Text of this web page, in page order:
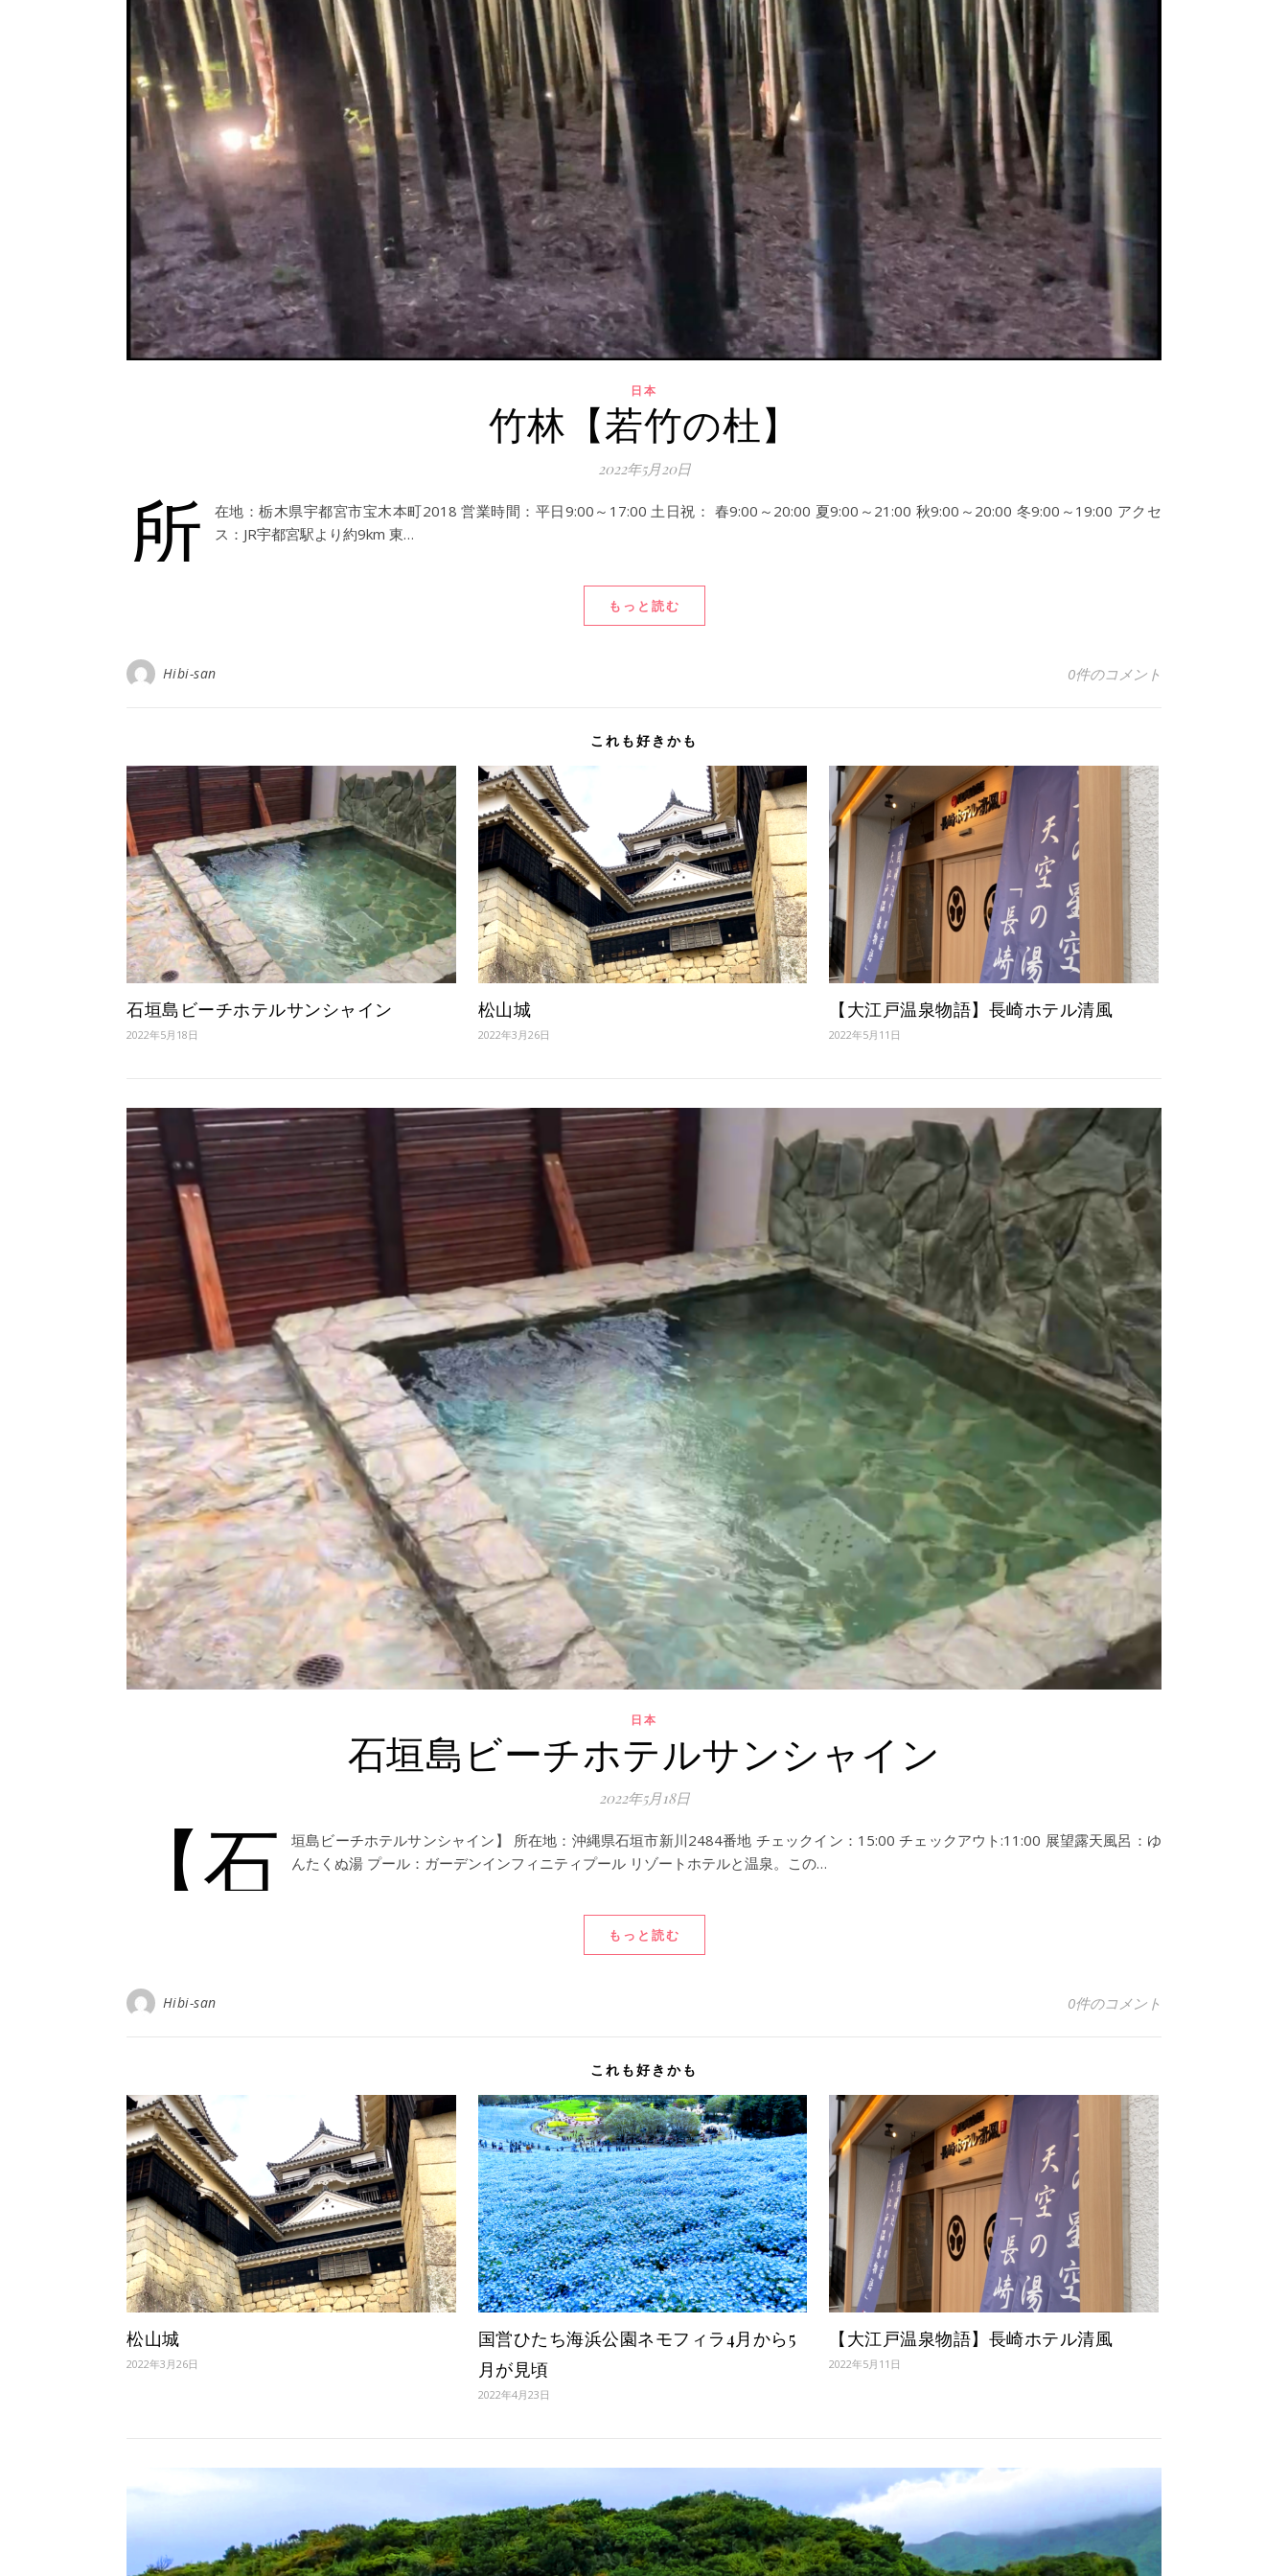
日本
竹林【若竹の杜】
2022年5月20日
所
在地：栃木県宇都宮市宝木本町2018 営業時間：平日9:00～17:00 土日祝： 春9:00～20:00 夏9:00～21:00 秋9:00～20:00 冬9:00～19:00 アクセ
ス：JR宇都宮駅より約9km 東…
もっと読む
Hibi-san 0件のコメント
これも好きかも
石垣島ビーチホテルサンシャイン
2022年5月18日
松山城
2022年3月26日
【大江戸温泉物語】長崎ホテル清風
2022年5月11日
日本
石垣島ビーチホテルサンシャイン
2022年5月18日
【石
垣島ビーチホテルサンシャイン】 所在地：沖縄県石垣市新川2484番地 チェックイン：15:00 チェックアウト:11:00 展望露天風呂：ゆ
んたくぬ湯 プール：ガーデンインフィニティプール リゾートホテルと温泉。この…
もっと読む
Hibi-san 0件のコメント
これも好きかも
松山城
2022年3月26日
国営ひたち海浜公園ネモフィラ4月から5
月が見頃
2022年4月23日
【大江戸温泉物語】長崎ホテル清風
2022年5月11日